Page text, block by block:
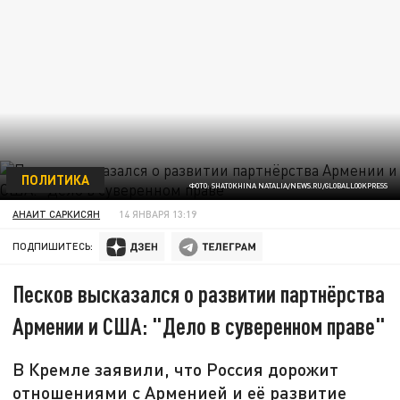
ФОТО: SHATOKHINA NATALIA/NEWS.RU/GLOBALLOOKPRESS
ПОЛИТИКА
АНАИТ САРКИСЯН 14 ЯНВАРЯ 13:19
ПОДПИШИТЕСЬ:
Песков высказался о развитии партнёрства
Армении и США: "Дело в суверенном праве"
В Кремле заявили, что Россия дорожит
отношениями с Арменией и её развитие